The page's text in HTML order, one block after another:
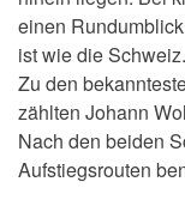
einen
ist wie die Schweiz.
Zu den
zählten Johann
Nach den beiden
Aufstiegsrouten